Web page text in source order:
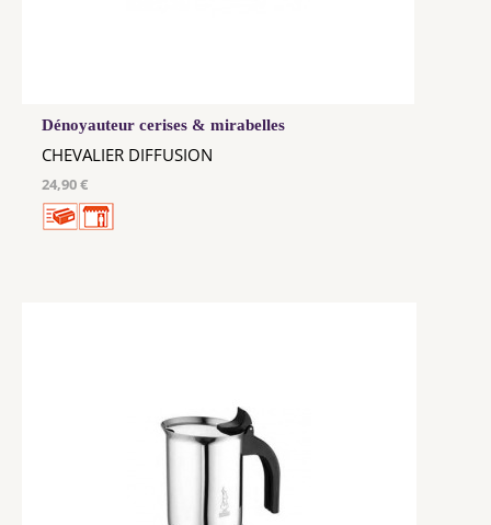
Dénoyauteur cerises & mirabelles
CHEVALIER DIFFUSION
24,90 €